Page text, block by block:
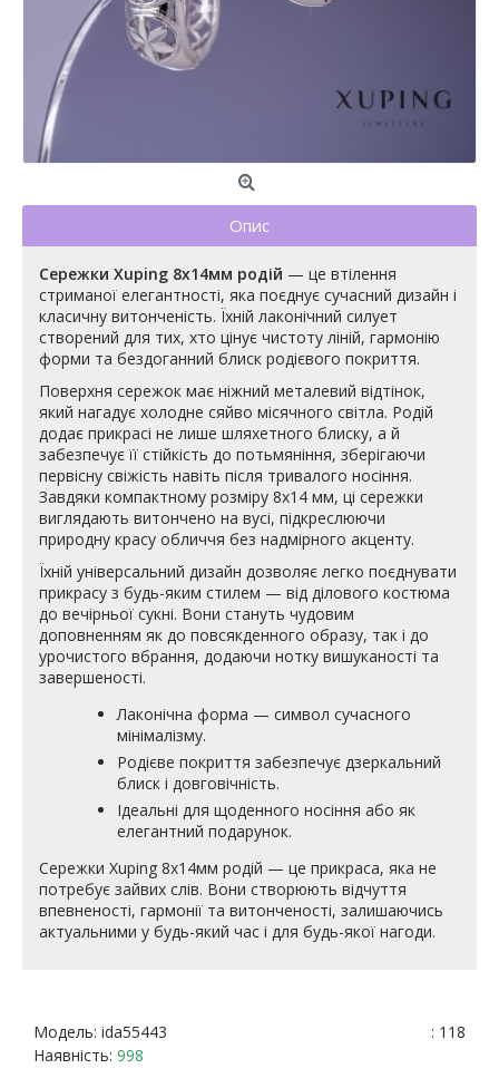
Опис
Сережки Xuping 8х14мм родій — це втілення
стриманої елегантності, яка поєднує сучасний дизайн і
класичну витонченість. Їхній лаконічний силует
створений для тих, хто цінує чистоту ліній, гармонію
форми та бездоганний блиск родієвого покриття.
Поверхня сережок має ніжний металевий відтінок,
який нагадує холодне сяйво місячного світла. Родій
додає прикрасі не лише шляхетного блиску, а й
забезпечує її стійкість до потьмяніння, зберігаючи
первісну свіжість навіть після тривалого носіння.
Завдяки компактному розміру 8х14 мм, ці сережки
виглядають витончено на вусі, підкреслюючи
природну красу обличчя без надмірного акценту.
Їхній універсальний дизайн дозволяє легко поєднувати
прикрасу з будь-яким стилем — від ділового костюма
до вечірньої сукні. Вони стануть чудовим
доповненням як до повсякденного образу, так і до
урочистого вбрання, додаючи нотку вишуканості та
завершеності.
Лаконічна форма — символ сучасного
мінімалізму.
Родієве покриття забезпечує дзеркальний
блиск і довговічність.
Ідеальні для щоденного носіння або як
елегантний подарунок.
Сережки Xuping 8х14мм родій — це прикраса, яка не
потребує зайвих слів. Вони створюють відчуття
впевненості, гармонії та витонченості, залишаючись
актуальними у будь-який час і для будь-якої нагоди.
: 118
Модель: ida55443
Наявність: 998